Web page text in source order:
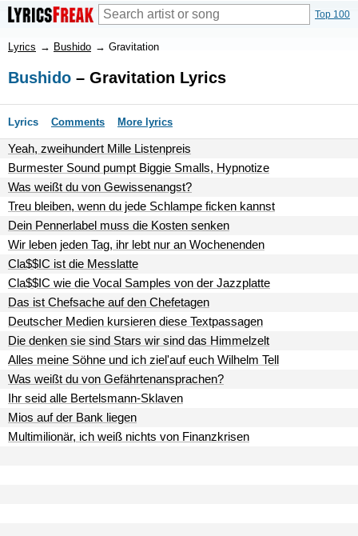
Top 100
Lyrics → Bushido → Gravitation
Bushido – Gravitation Lyrics
Lyrics Comments More lyrics
Yeah, zweihundert Mille Listenpreis
Burmester Sound pumpt Biggie Smalls, Hypnotize
Was weißt du von Gewissenangst?
Treu bleiben, wenn du jede Schlampe ficken kannst
Dein Pennerlabel muss die Kosten senken
Wir leben jeden Tag, ihr lebt nur an Wochenenden
Cla$$IC ist die Messlatte
Cla$$IC wie die Vocal Samples von der Jazzplatte
Das ist Chefsache auf den Chefetagen
Deutscher Medien kursieren diese Textpassagen
Die denken sie sind Stars wir sind das Himmelzelt
Alles meine Söhne und ich ziel'auf euch Wilhelm Tell
Was weißt du von Gefährtenansprachen?
Ihr seid alle Bertelsmann-Sklaven
Mios auf der Bank liegen
Multimilionär, ich weiß nichts von Finanzkrisen